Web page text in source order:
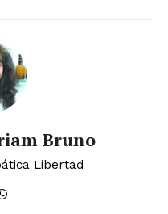
Bruno
Libertad